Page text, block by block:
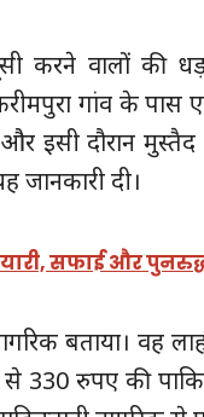
करने वालों की
गांव के पास
और इसी दौरान
जानकारी दी।
सफाई और
बताया। वह
330 रुपए की